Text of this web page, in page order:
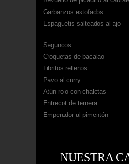
Garbanzos estofados
Espaguetis salteados al ajo
Segundos
Croquetas de bacalao
Libritos rellenos
Pavo al curry
Atún rojo con chalotas
Entrecot de ternera
Emperador al pimentón
NUESTRA